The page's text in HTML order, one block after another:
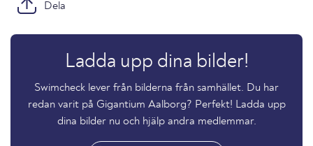
Dela
Ladda upp dina bilder!
Swimcheck lever från bilderna från samhället. Du har
redan varit på Gigantium Aalborg? Perfekt! Ladda upp
dina bilder nu och hjälp andra medlemmar.